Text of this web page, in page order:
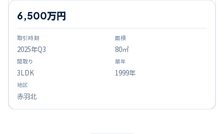
2025年Q3
6,500万円
80㎡
3LDK 1999年
赤羽北